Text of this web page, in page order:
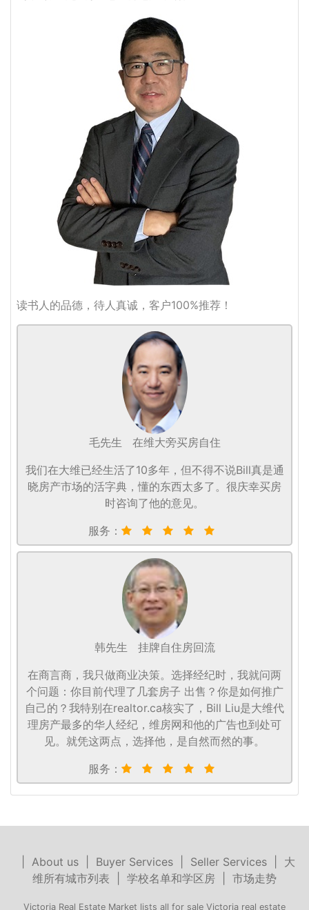
读书人的品德，待人真诚，客户100%推荐！
毛先生
在维大旁买房自住
我们在大维已经生活了10多年，但不得不说Bill真是通
晓房产市场的活字典，懂的东西太多了。很庆幸买房
时咨询了他的意见。
服务：
韩先生
挂牌自住房回流
在商言商，我只做商业决策。选择经纪时，我就问两
个问题：你目前代理了几套房子 出售？你是如何推广
自己的？我特别在realtor.ca核实了，Bill Liu是大维代
理房产最多的华人经纪，维房网和他的广告也到处可
见。就凭这两点，选择他，是自然而然的事。
服务：
About us| Buyer Services| Seller Services| 大
维所有城市列表
学校名单和学区房 市场走势
Victoria Real Estate Market lists all for sale Victoria real estate